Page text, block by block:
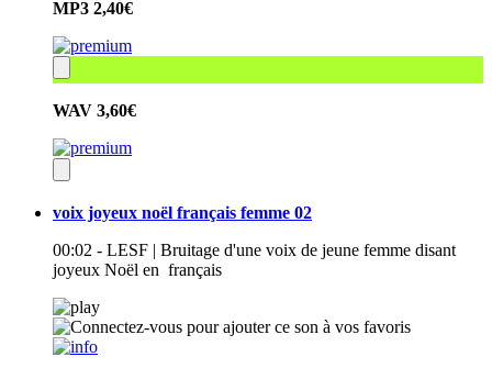
MP3 2,40€
WAV 3,60€
voix joyeux noël français femme 02
00:02 - LESF | Bruitage d'une voix de jeune femme disant
joyeux Noël en français